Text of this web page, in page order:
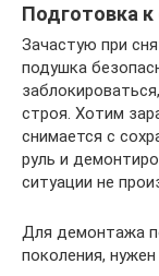
Подготовка
Зачастую при
подушка
строя. Хотим
снимается с
руль и
ситуации не
Для демонтажа
поколения,